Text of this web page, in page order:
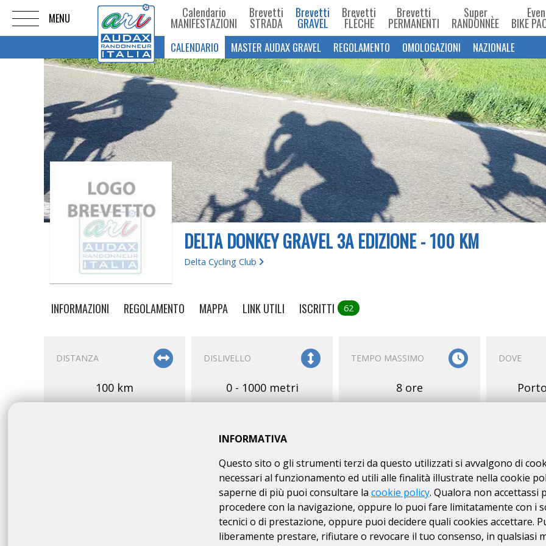
Calendario
MANIFESTAZIONI
Brevetti
STRADA
Brevetti
GRAVEL
Brevetti
FLÈCHE
Brevetti
PERMANENTI
Super
RANDONNÈE BIKE
CALENDARIO MASTER AUDAX GRAVEL REGOLAMENTO OMOLOGAZIONI NAZIONALE
DELTA DONKEY GRAVEL 3A EDIZIONE - 100 KM
Delta Cycling Club
INFORMAZIONI REGOLAMENTO MAPPA LINK UTILI ISCRITTI 62
DISTANZA
100 km
DISLIVELLO
0 - 1000 metri
TEMPO MASSIMO
8 ore
DOVE
OMOLOGAZIONE
BOR/ARI
100 km OFFroad
SERVIZI ISCRIZIONI
dal01/
INFORMATIVA
Questo sito o gli strumenti terzi da questo utilizzati si avvalgono di
necessari al funzionamento ed utili alle finalità illustrate nella cookie
saperne di più puoi consultare la cookie policy. Qualora non accettassi
procedere con la navigazione, oppure lo puoi fare limitatamente con i
tecnici o di prestazione, oppure puoi decidere quali cookies accettare.
liberamente prestare, rifiutare o revocare il tuo consenso, in qualsiasi